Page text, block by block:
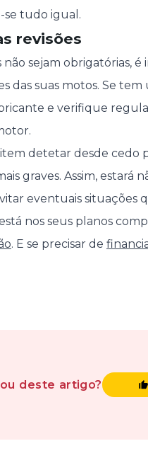
tudo igual.
revisões
não sejam obrigatórias,
das suas motos. Se
e verifique
detetar desde cedo
graves. Assim,
eventuais situações
nos seus planos
. E se precisar de
deste artigo?